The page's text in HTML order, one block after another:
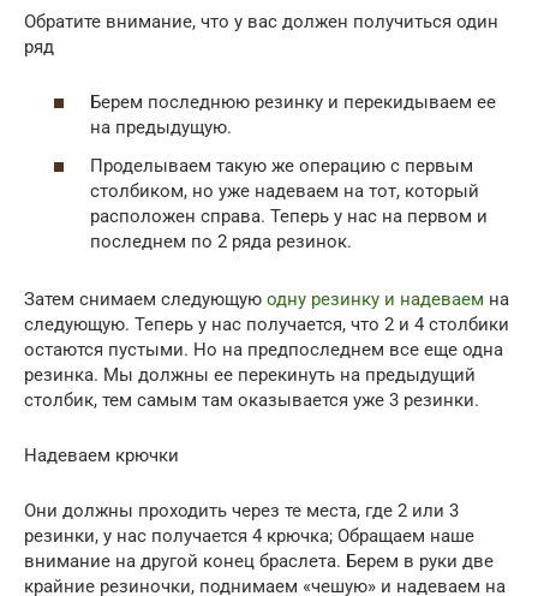
Обратите внимание, что у вас должен получиться один
ряд
Берем последнюю резинку и перекидываем ее
на предыдущую.
Проделываем такую же операцию с первым
столбиком, но уже надеваем на тот, который
расположен справа. Теперь у нас на первом и
последнем по 2 ряда резинок.
Затем снимаем следующую одну резинку и надеваем на
следующую. Теперь у нас получается, что 2 и 4 столбики
остаются пустыми. Но на предпоследнем все еще одна
резинка. Мы должны ее перекинуть на предыдущий
столбик, тем самым там оказывается уже 3 резинки.
Надеваем крючки
Они должны проходить через те места, где 2 или 3
резинки, у нас получается 4 крючка; Обращаем наше
внимание на другой конец браслета. Берем в руки две
крайние резиночки, поднимаем «чешую» и надеваем на